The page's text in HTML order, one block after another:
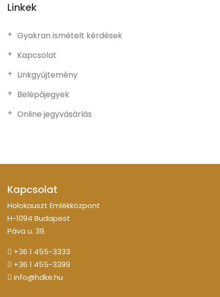
Linkek
Gyakran ismételt kérdések
Kapcsolat
Linkgyűjtemény
Belépőjegyek
Online jegyvásárlás
Kapcsolat
Holokauszt Emlékközpont
H-1094 Budapest
Páva u. 39.
+36 1 455-3333
+36 1 455-3399
info@hdke.hu